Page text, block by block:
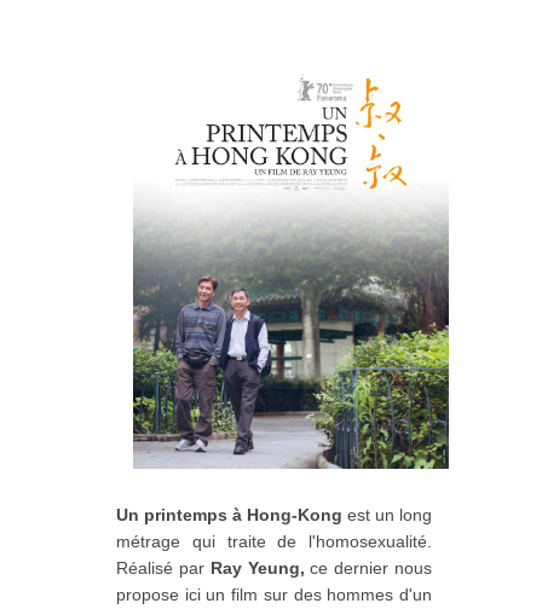
Un printemps à Hong-Kong est un long
métrage qui traite de l'homosexualité.
Réalisé par Ray Yeung,ce dernier nous
propose ici un film sur des hommes d'un